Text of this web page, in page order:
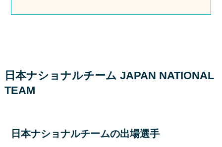
日本ナショナルチーム JAPAN NATIONAL
TEAM
日本ナショナルチームの出場選手